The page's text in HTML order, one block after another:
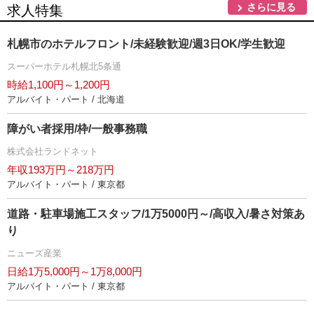
求人特集 さらに見る
札幌市のホテルフロント/未経験歓迎/週3日OK/学生歓迎
スーパーホテル札幌北5条通
時給1,100円～1,200円
アルバイト・パート / 北海道
障がい者採用/枠/一般事務職
株式会社ランドネット
年収193万円～218万円
アルバイト・パート / 東京都
道路・駐車場施工スタッフ/1万5000円～/高収入/暑さ対策あ
り
ニューズ産業
日給1万5,000円～1万8,000円
アルバイト・パート / 東京都